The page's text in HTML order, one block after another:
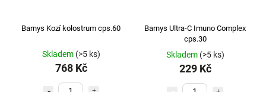
Barnys Kozí kolostrum cps.60
Skladem (>5 ks)
768 Kč
Barnys Ultra-C Imuno Complex
cps.30
Skladem (>5 ks)
229 Kč